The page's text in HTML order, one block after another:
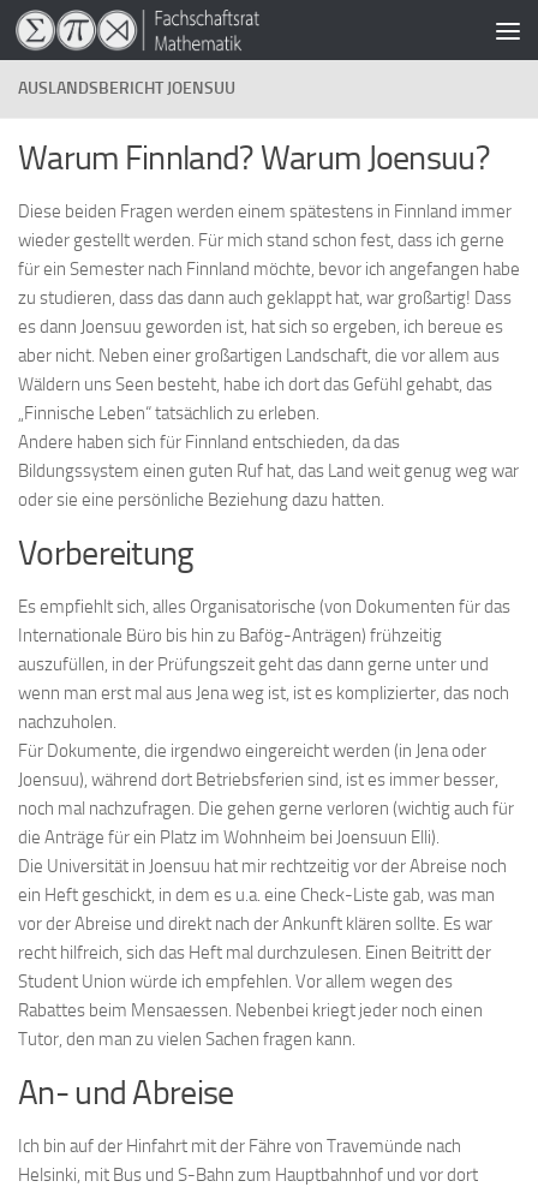
Zum Inhalt springen
AUSLANDSBERICHT JOENSUU
Warum Finnland? Warum Joensuu?
Diese beiden Fragen werden einem spätestens in Finnland immer
wieder gestellt werden. Für mich stand schon fest, dass ich gerne
für ein Semester nach Finnland möchte, bevor ich angefangen habe
zu studieren, dass das dann auch geklappt hat, war großartig! Dass
es dann Joensuu geworden ist, hat sich so ergeben, ich bereue es
aber nicht. Neben einer großartigen Landschaft, die vor allem aus
Wäldern uns Seen besteht, habe ich dort das Gefühl gehabt, das
„Finnische Leben“ tatsächlich zu erleben.
Andere haben sich für Finnland entschieden, da das
Bildungssystem einen guten Ruf hat, das Land weit genug weg war
oder sie eine persönliche Beziehung dazu hatten.
Vorbereitung
Es empfiehlt sich, alles Organisatorische (von Dokumenten für das
Internationale Büro bis hin zu Bafög-Anträgen) frühzeitig
auszufüllen, in der Prüfungszeit geht das dann gerne unter und
wenn man erst mal aus Jena weg ist, ist es komplizierter, das noch
nachzuholen.
Für Dokumente, die irgendwo eingereicht werden (in Jena oder
Joensuu), während dort Betriebsferien sind, ist es immer besser,
noch mal nachzufragen. Die gehen gerne verloren (wichtig auch für
die Anträge für ein Platz im Wohnheim bei Joensuun Elli).
Die Universität in Joensuu hat mir rechtzeitig vor der Abreise noch
ein Heft geschickt, in dem es u.a. eine Check-Liste gab, was man
vor der Abreise und direkt nach der Ankunft klären sollte. Es war
recht hilfreich, sich das Heft mal durchzulesen. Einen Beitritt der
Student Union würde ich empfehlen. Vor allem wegen des
Rabattes beim Mensaessen. Nebenbei kriegt jeder noch einen
Tutor, den man zu vielen Sachen fragen kann.
An- und Abreise
Ich bin auf der Hinfahrt mit der Fähre von Travemünde nach
Helsinki, mit Bus und S-Bahn zum Hauptbahnhof und vor dort